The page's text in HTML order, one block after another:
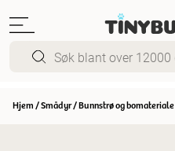
Hjem /Smådyr/Bunnstrø og bomateriale